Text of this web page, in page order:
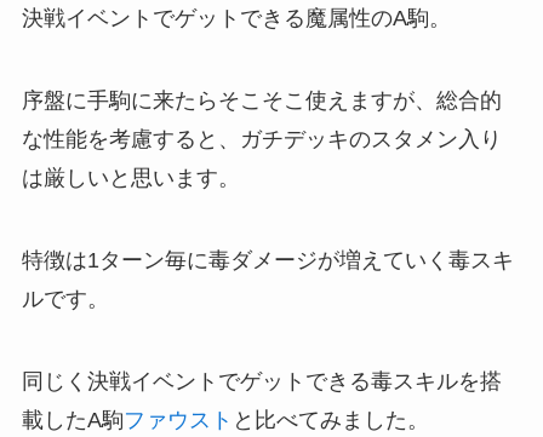
決戦イベントでゲットできる魔属性のA駒。
序盤に手駒に来たらそこそこ使えますが、総合的
な性能を考慮すると、ガチデッキのスタメン入り
は厳しいと思います。
特徴は1ターン毎に毒ダメージが増えていく毒スキ
ルです。
同じく決戦イベントでゲットできる毒スキルを搭
載したA駒ファウスト と比べてみました。